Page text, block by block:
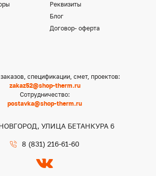
Реквизиты
Блог
Договор- оферта
спецификации, смет, проектов:
zakaz52@shop-therm.ru
Сотрудничество:
postavka@shop-therm.ru
УЛИЦА БЕТАНКУРА 6
8 (831) 216-61-60